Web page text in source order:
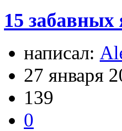
15 забавных
написал:
27 января
139
0